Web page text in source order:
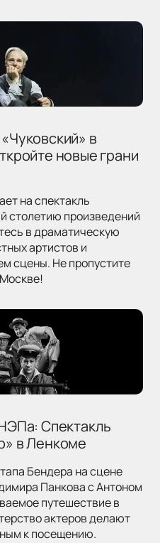
в
новые грани
на спектакль
столетию произведений
в драматическую
артистов и
сцены. Не пропустите
Спектакль
в Ленкоме
Бендера на сцене
Панкова с Антоном
путешествие в
актеров делают
к посещению.